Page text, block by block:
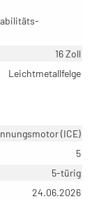
16 Zoll
Leichtmetallfelge
(ICE)
5
5-türig
24.06.2026